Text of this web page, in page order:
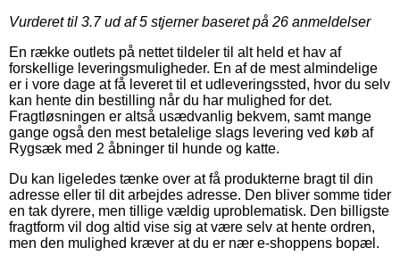
Vurderet til 3.7ud af 5 stjerner baseret på 26 anmeldelser
En række outlets på nettet tildeler til alt held et hav af
forskellige leveringsmuligheder. En af de mest almindelige
er i vore dage at få leveret til et udleveringssted, hvor du selv
kan hente din bestilling når du har mulighed for det.
Fragtløsningen er altså usædvanlig bekvem, samt mange
gange også den mest betalelige slags levering ved køb af
Rygsæk med 2 åbninger til hunde og katte.
Du kan ligeledes tænke over at få produkterne bragt til din
adresse eller til dit arbejdes adresse. Den bliver somme tider
en tak dyrere, men tillige vældig uproblematisk. Den billigste
fragtform vil dog altid vise sig at være selv at hente ordren,
men den mulighed kræver at du er nær e-shoppens bopæl.